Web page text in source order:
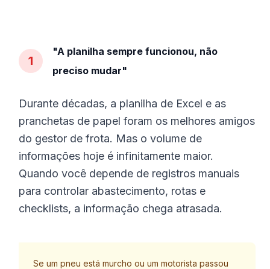
1
"A planilha sempre funcionou, não
preciso mudar"
Durante décadas, a planilha de Excel e as
pranchetas de papel foram os melhores amigos
do gestor de frota. Mas o volume de
informações hoje é infinitamente maior.
Quando você depende de registros manuais
para controlar abastecimento, rotas e
checklists, a informação chega atrasada.
Se um pneu está murcho ou um motorista passou